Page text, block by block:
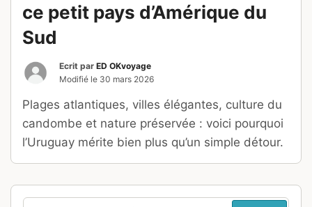
ce petit pays d’Amérique du
Sud
Ecrit par ED OKvoyage
Modifié le 30 mars 2026
Plages atlantiques, villes élégantes, culture du
candombe et nature préservée : voici pourquoi
l’Uruguay mérite bien plus qu’un simple détour.